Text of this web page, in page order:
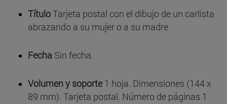
TítuloTarjeta postal con el dibujo de un carlista
abrazando a su mujer o a su madre
Fecha Sin fecha.
Volumen y soporte1 hoja. Dimensiones (144 x
89 mm). Tarjeta postal. Número de páginas 1